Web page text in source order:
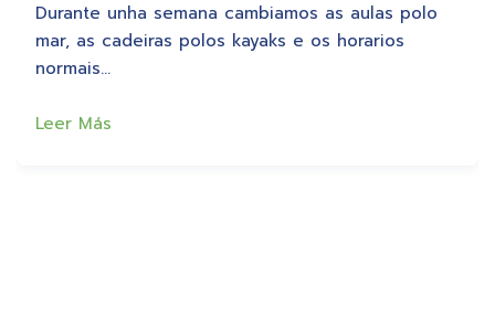
Durante unha semana cambiamos as aulas polo
mar, as cadeiras polos kayaks e os horarios
normais…
Leer Más